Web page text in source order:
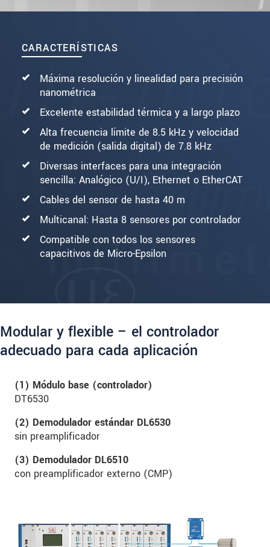
CARACTERÍSTICAS
Máxima resolución y linealidad para precisión
nanométrica
Excelente estabilidad térmica y a largo plazo
Alta frecuencia límite de 8.5 kHz y velocidad
de medición (salida digital) de 7.8 kHz
Diversas interfaces para una integración
sencilla: Analógico (U/I), Ethernet o EtherCAT
Cables del sensor de hasta 40 m
Multicanal: Hasta 8 sensores por controlador
Compatible con todos los sensores
capacitivos de Micro-Epsilon
Modular y flexible – el controlador
adecuado para cada aplicación
(1) Módulo base (controlador)
DT6530
(2) Demodulador estándar DL6530
sin preamplificador
(3) Demodulador DL6510
con preamplificador externo (CMP)